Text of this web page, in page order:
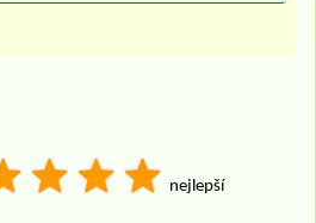
nejlepší